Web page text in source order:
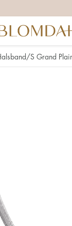
S Grand